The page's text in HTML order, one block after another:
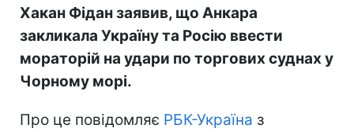
Хакан Фідан заявив, що Анкара
закликала Україну та Росію ввести
мораторій на удари по торгових суднах у
Чорному морі.
Про це повідомляє РБК-Україна з